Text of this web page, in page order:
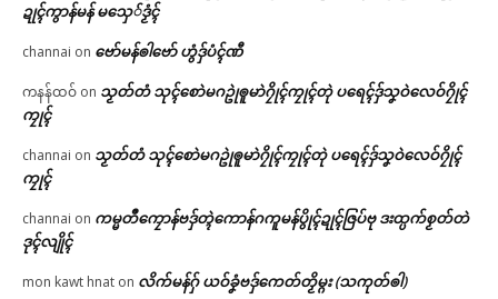
ဍုၚ်ကွာန်မန် မသှေ်ဒၟံၚ်
channai on ဗော်မန်ၜါဗော် ဟွံဒှ်ပံၚ်ဏီ
ကနန်ထဝ် on သၟတ်တံ သုၚ်စောဲမဂဥုဲၜူမာဲဂၠိုၚ်ကၠုၚ်တုဲ ပရေၚ်ဒှ်သၞဝဲလေဝ်ဂၠိုၚ်
ကၠုၚ်
channai on သၟတ်တံ သုၚ်စောဲမဂဥုဲၜူမာဲဂၠိုၚ်ကၠုၚ်တုဲ ပရေၚ်ဒှ်သၞဝဲလေဝ်ဂၠိုၚ်
ကၠုၚ်
channai on ကမ္မတဳကၠောန်ဗဒှ်တ္ၚဲကောန်ဂကူမန်ပွိုၚ်ဍုၚ်ဇြပ်ဗု ဒးထ္ပက်စၟတ်တဲ
ဒုၚ်လျိုၚ်
mon kawt hnat on လိက်မန်ဂှ် ယဝ်ခၞံဗဒှ်ကေတ်တၟိမ္ဂး (သကုတ်ၜါ)